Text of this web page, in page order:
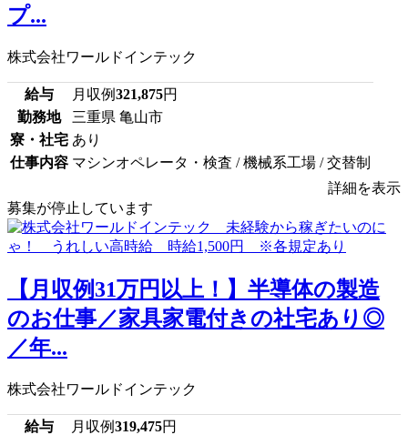
プ...
株式会社ワールドインテック
給与 月収例321,875円
勤務地
三重県 亀山市
寮・社宅 あり
仕事内容 マシンオペレータ・検査 / 機械系工場 / 交替制
詳細を表示
募集が停止しています
【月収例31万円以上！】半導体の製造
のお仕事／家具家電付きの社宅あり◎
／年...
株式会社ワールドインテック
給与 月収例319,475円